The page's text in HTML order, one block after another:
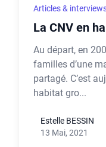
Articles &
La CNV en
Au départ, en
familles d’une
partagé. C’est
habitat gro...
Estelle BESSIN
13 Mai, 2021